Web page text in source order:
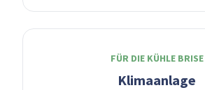
FÜR DIE KÜHLE BRISE
Klimaanlage